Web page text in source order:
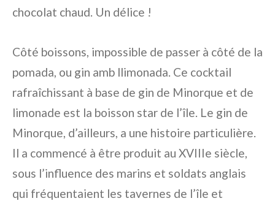
chocolat chaud. Un délice !
Côté boissons, impossible de passer à côté de la
pomada, ou gin amb llimonada. Ce cocktail
rafraîchissant à base de gin de Minorque et de
limonade est la boisson star de l’île. Le gin de
Minorque, d’ailleurs, a une histoire particulière.
Il a commencé à être produit au XVIIIe siècle,
sous l’influence des marins et soldats anglais
qui fréquentaient les tavernes de l’île et